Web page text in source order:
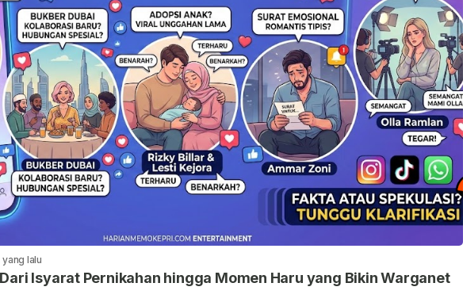
yang lalu
Isyarat Pernikahan hingga Momen Haru yang Bikin Warganet